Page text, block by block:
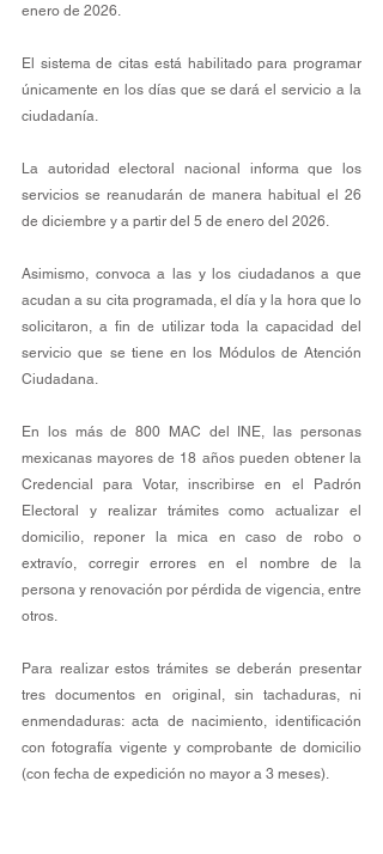
enero de 2026.
El sistema de citas está habilitado para programar
únicamente en los días que se dará el servicio a la
ciudadanía.
La autoridad electoral nacional informa que los
servicios se reanudarán de manera habitual el 26
de diciembre y a partir del 5 de enero del 2026.
Asimismo, convoca a las y los ciudadanos a que
acudan a su cita programada, el día y la hora que lo
solicitaron, a fin de utilizar toda la capacidad del
servicio que se tiene en los Módulos de Atención
Ciudadana.
En los más de 800 MAC del INE, las personas
mexicanas mayores de 18 años pueden obtener la
Credencial para Votar, inscribirse en el Padrón
Electoral y realizar trámites como actualizar el
domicilio, reponer la mica en caso de robo o
extravío, corregir errores en el nombre de la
persona y renovación por pérdida de vigencia, entre
otros.
Para realizar estos trámites se deberán presentar
tres documentos en original, sin tachaduras, ni
enmendaduras: acta de nacimiento, identificación
con fotografía vigente y comprobante de domicilio
(con fecha de expedición no mayor a 3 meses).